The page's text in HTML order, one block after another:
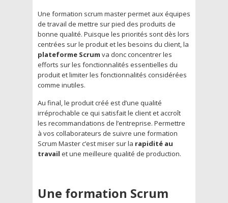
Une formation scrum master permet aux équipes
de travail de mettre sur pied des produits de
bonne qualité. Puisque les priorités sont dès lors
centrées sur le produit et les besoins du client, la
plateforme Scrum va donc concentrer les
efforts sur les fonctionnalités essentielles du
produit et limiter les fonctionnalités considérées
comme inutiles.
Au final, le produit créé est d’une qualité
irréprochable ce qui satisfait le client et accroît
les recommandations de l’entreprise. Permettre
à vos collaborateurs de suivre une formation
Scrum Master c’est miser sur la rapidité au
travail et une meilleure qualité de production.
Une formation Scrum